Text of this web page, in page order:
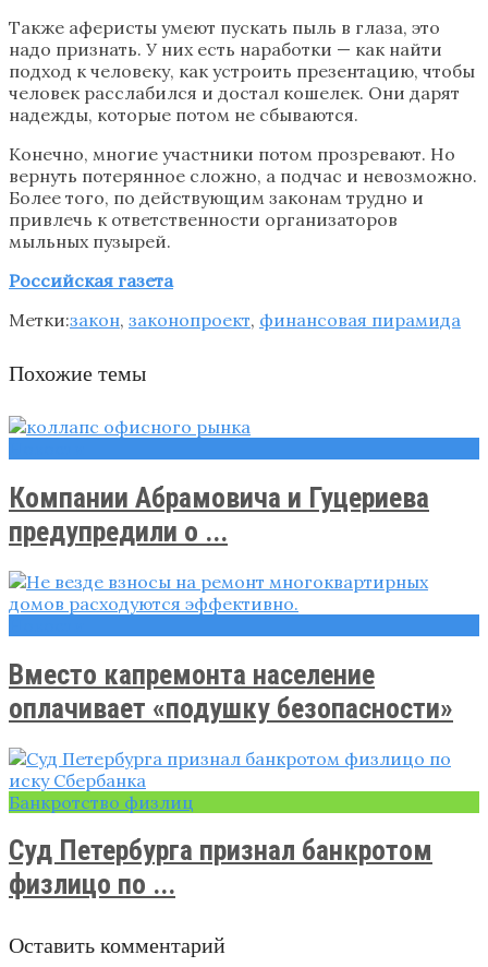
Также аферисты умеют пускать пыль в глаза, это
надо признать. У них есть наработки — как найти
подход к человеку, как устроить презентацию, чтобы
человек расслабился и достал кошелек. Они дарят
надежды, которые потом не сбываются.
Конечно, многие участники потом прозревают. Но
вернуть потерянное сложно, а подчас и невозможно.
Более того, по действующим законам трудно и
привлечь к ответственности организаторов
мыльных пузырей.
Российская газета
Метки:закон, законопроект, финансовая пирамида
Похожие темы
Компании Абрамовича и Гуцериева
предупредили о ...
Вместо капремонта население
оплачивает «подушку безопасности»
Банкротство физлиц
Суд Петербурга признал банкротом
физлицо по ...
Оставить комментарий